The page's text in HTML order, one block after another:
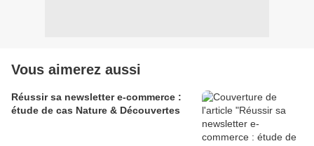
Vous aimerez aussi
Réussir sa newsletter e-commerce :
étude de cas Nature & Découvertes